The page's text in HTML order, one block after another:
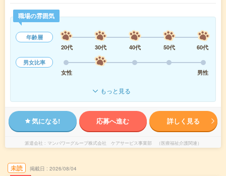
職場の雰囲気
年齢層
20代
30代 40代 50代
60代
男女比率
女性
男性
もっと見る
気になる! 応募へ進む 詳しく見る
派遣会社 マンパワーグループ株式会社 ケアサービス事業部 （医療福祉介護関連）
未読 掲載日 2026/08/04